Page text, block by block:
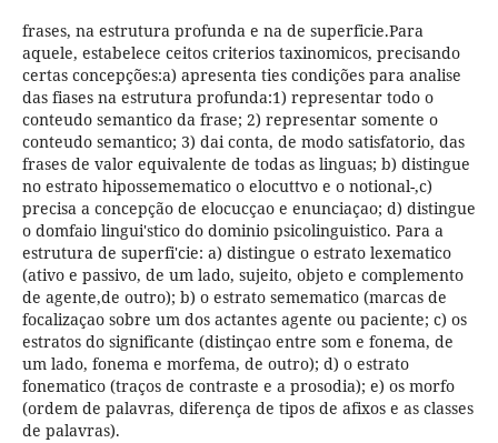
frases, na estrutura profunda e na de superficie.Para
aquele, estabelece ceitos criterios taxinomicos, precisando
certas concepções:a) apresenta ties condições para analise
das fiases na estrutura profunda:1) representar todo o
conteudo semantico da frase; 2) representar somente o
conteudo semantico; 3) dai conta, de modo satisfatorio, das
frases de valor equivalente de todas as linguas; b) distingue
no estrato hipossemematico o elocuttvo e o notional-,c)
precisa a concepção de elocucçao e enunciaçao; d) distingue
o domfaio lingui'stico do dominio psicolinguistico. Para a
estrutura de superfi'cie: a) distingue o estrato lexematico
(ativo e passivo, de um lado, sujeito, objeto e complemento
de agente,de outro); b) o estrato semematico (marcas de
focalizaçao sobre um dos actantes agente ou paciente; c) os
estratos do significante (distinçao entre som e fonema, de
um lado, fonema e morfema, de outro); d) o estrato
fonematico (traços de contraste e a prosodia); e) os morfo
(ordem de palavras, diferença de tipos de afixos e as classes
de palavras).